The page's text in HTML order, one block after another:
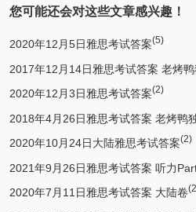
您可能还会对这些文章感兴趣！
2020年12月5日雅思考试答案(5)
2017年12月14日雅思考试答案 老烤鸭
2020年12月3日雅思考试答案(2)
2018年4月26日雅思考试答案 老烤鸭
2020年10月24日大陆雅思考试答案(2)
2021年9月26日雅思考试答案 听力
2020年7月11日雅思考试答案 大陆卷